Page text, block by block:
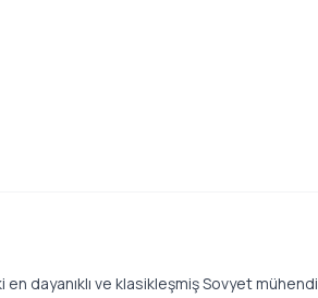
dayanıklı ve klasikleşmiş Sovyet